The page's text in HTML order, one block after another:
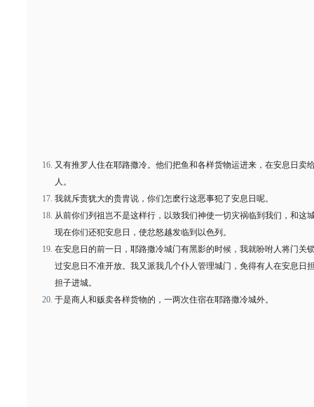
又有推罗人住在耶路撒冷。他们把鱼和各样货物运进来，在安息日卖
人。
我就斥责犹大的贵胄说，你们怎麽行这恶事犯了安息日呢。
从前你们列祖岂不是这样行，以致我们神使一切灾祸临到我们，和这
现在你们还犯安息日，使忿怒越发临到以色列。
在安息日的前一日，耶路撒冷城门有黑影的时候，我就吩咐人将门关
过安息日不准开放。我又派我几个仆人管理城门，免得有人在安息日
担子进城。
于是商人和贩卖各样货物的，一两次住宿在耶路撒冷城外。